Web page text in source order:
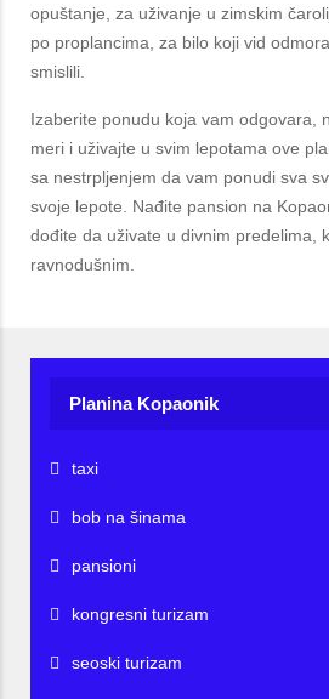
opuštanje, za uživanje u zimskim
po proplancima, za bilo koji vid
smislili.
Izaberite ponudu koja vam odgovara,
meri i uživajte u svim lepotama ove
sa nestrpljenjem da vam ponudi sva
svoje lepote. Nađite pansion na
dođite da uživate u divnim predelima,
ravnodušnim.
Planina Kopaonik
taxi
bob na šinama
pansioni
kongresni turizam
seoski turizam